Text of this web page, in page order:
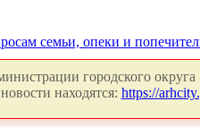
семьи, опеки и
городского
находятся: https://